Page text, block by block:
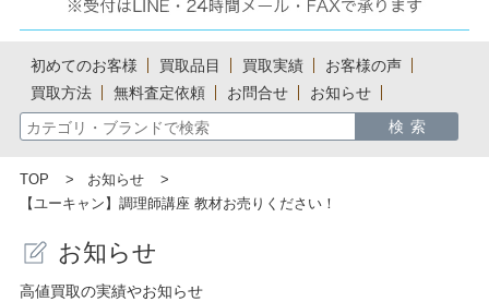
初めてのお客様 買取品目 買取実績
お客様の声
買取方法
無料査定依頼 お問合せ お知らせ
TOP
お知らせ
【ユーキャン】調理師講座 教材お売りください！
お知らせ
高値買取の実績やお知らせ